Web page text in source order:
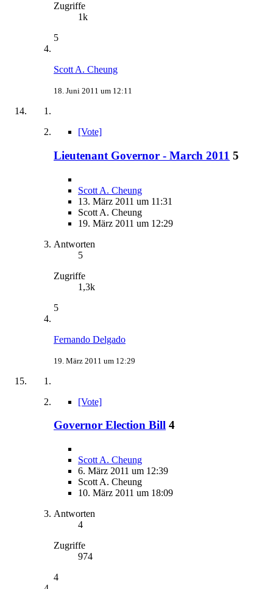
Zugriffe
1k
5
Scott A. Cheung
18. Juni 2011 um 12:11
[Vote]
Lieutenant Governor - March 2011 5
Scott A. Cheung
13. März 2011 um 11:31
Scott A. Cheung
19. März 2011 um 12:29
Antworten
5
Zugriffe
1,3k
5
Fernando Delgado
19. März 2011 um 12:29
[Vote]
Governor Election Bill 4
Scott A. Cheung
6. März 2011 um 12:39
Scott A. Cheung
10. März 2011 um 18:09
Antworten
4
Zugriffe
974
4